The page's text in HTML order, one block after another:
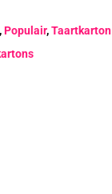
Populair,Taartkarton